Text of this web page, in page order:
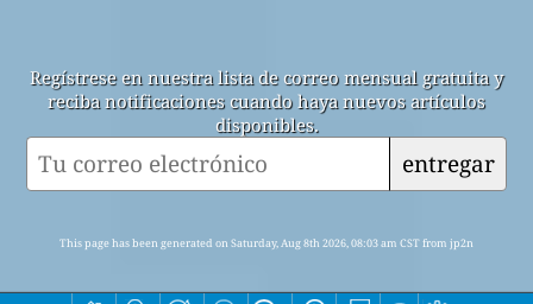
Regístrese en nuestra lista de correo mensual gratuita y
reciba notificaciones cuando haya nuevos artículos
disponibles.
entregar
This page has been generated on Saturday, Aug 8th 2026, 08:03 am CST from jp2n